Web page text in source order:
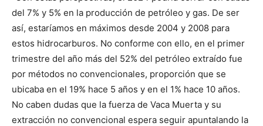
del 7% y 5% en la producción de petróleo y gas. De ser
así, estaríamos en máximos desde 2004 y 2008 para
estos hidrocarburos. No conforme con ello, en el primer
trimestre del año más del 52% del petróleo extraído fue
por métodos no convencionales, proporción que se
ubicaba en el 19% hace 5 años y en el 1% hace 10 años.
No caben dudas que la fuerza de Vaca Muerta y su
extracción no convencional espera seguir apuntalando la